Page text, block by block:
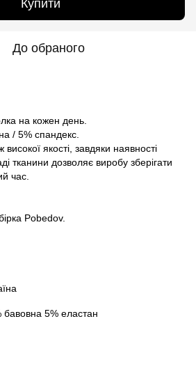
Купити
До обраного
на кожен день.
/ 5% спандекс.
якості, завдяки наявності
тканини дозволяє виробу зберігати
час.
Pobedov.
бавовна 5% еластан